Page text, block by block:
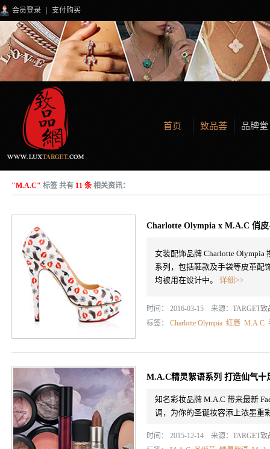
会员登录 支付购买
首页 致品荟 品牌堂
"M.A.C" 标签 共有 11 条相关资讯：
Charlotte Olympia x M.A.C 俏
女装配饰品牌 Charlotte Olympia
系列，包括鞋款及手袋等皮革配
均被用在设计中。 详细>>
时间： 2016-03-15 来源： TARGET致
标签： Charlotte Olympia 红唇 M.A.C
M.A.C精灵絮语系列 打造仙气十
知名彩妆品牌 M.A.C 带来最新
调，为你的圣诞妆容添上浓墨重
时间： 2015-12-14 来源： TARGET致